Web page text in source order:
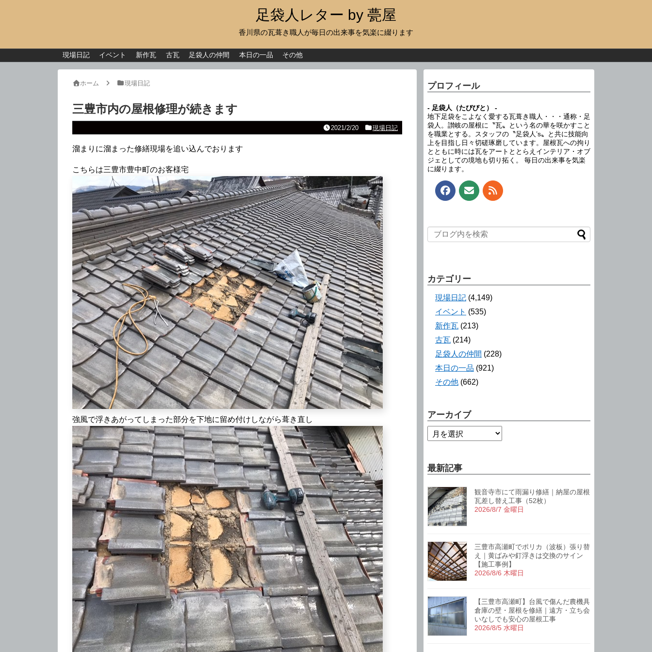
足袋人レター by 甍屋
香川県の瓦葺き職人が毎日の出来事を気楽に綴ります
現場日記 イベント 新作瓦 古瓦 足袋人の仲間 本日の一品 その他
ホーム 現場日記
三豊市内の屋根修理が続きます
2021/2/20 現場日記
溜まりに溜まった修繕現場を追い込んでおります
こちらは三豊市豊中町のお客様宅
強風で浮きあがってしまった部分を下地に留め付けしながら葺き直し
プロフィール
- 足袋人（たびびと） -
地下足袋をこよなく愛する瓦葺き職人・・・通称・足
袋人。讃岐の屋根に〝瓦〟という名の華を咲かすこと
を職業とする。スタッフの〝足袋人’s〟と共に技能向
上を目指し日々切磋琢磨しています。屋根瓦への拘り
とともに時には瓦をアートととらえインテリア・オブ
ジェとしての境地も切り拓く。 毎日の出来事を気楽
に綴ります。
カテゴリー
現場日記 (4,149)
イベント (535)
新作瓦 (213)
古瓦 (214)
足袋人の仲間 (228)
本日の一品 (921)
その他 (662)
アーカイブ
最新記事
観音寺市にて雨漏り修繕｜納屋の屋根
瓦差し替え工事（52枚）
2026/8/7 金曜日
三豊市高瀬町でポリカ（波板）張り替
え｜黄ばみや釘浮きは交換のサイン
【施工事例】
2026/8/6 木曜日
【三豊市高瀬町】台風で傷んだ農機具
倉庫の壁・屋根を修繕｜遠方・立ち会
いなしでも安心の屋根工事
2026/8/5 水曜日
現場日記
イベント
足袋人の仲間
本日の一品